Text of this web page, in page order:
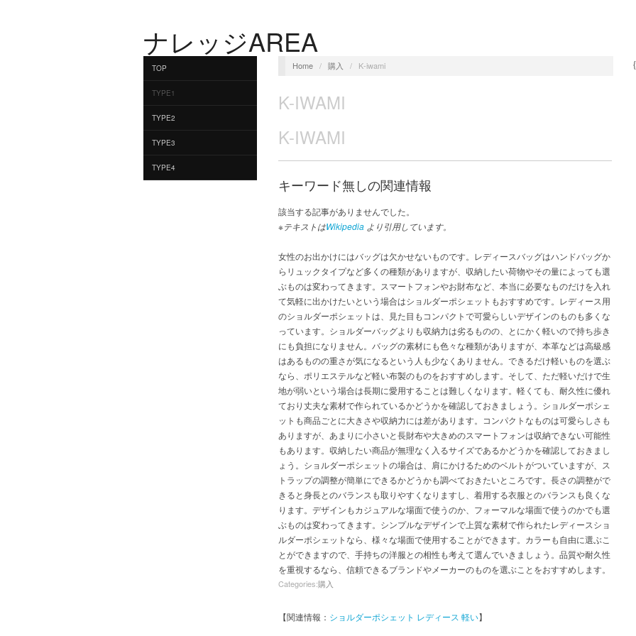
ナレッジAREA
TOP
TYPE1
TYPE2
TYPE3
TYPE4
Home / 購入 / K-iwami
K-IWAMI
K-IWAMI
キーワード無しの関連情報
該当する記事がありませんでした。
※テキストはWikipedia より引用しています。
女性のお出かけにはバッグは欠かせないものです。レディースバッグはハンドバッグか
らリュックタイプなど多くの種類がありますが、収納したい荷物やその量によっても選
ぶものは変わってきます。スマートフォンやお財布など、本当に必要なものだけを入れ
て気軽に出かけたいという場合はショルダーポシェットもおすすめです。レディース用
のショルダーポシェットは、見た目もコンパクトで可愛らしいデザインのものも多くな
っています。ショルダーバッグよりも収納力は劣るものの、とにかく軽いので持ち歩き
にも負担になりません。バッグの素材にも色々な種類がありますが、本革などは高級感
はあるものの重さが気になるという人も少なくありません。できるだけ軽いものを選ぶ
なら、ポリエステルなど軽い布製のものをおすすめします。そして、ただ軽いだけで生
地が弱いという場合は長期に愛用することは難しくなります。軽くても、耐久性に優れ
ており丈夫な素材で作られているかどうかを確認しておきましょう。ショルダーポシェ
ットも商品ごとに大きさや収納力には差があります。コンパクトなものは可愛らしさも
ありますが、あまりに小さいと長財布や大きめのスマートフォンは収納できない可能性
もあります。収納したい商品が無理なく入るサイズであるかどうかを確認しておきまし
ょう。ショルダーポシェットの場合は、肩にかけるためのベルトがついていますが、ス
トラップの調整が簡単にできるかどうかも調べておきたいところです。長さの調整がで
きると身長とのバランスも取りやすくなりますし、着用する衣服とのバランスも良くな
ります。デザインもカジュアルな場面で使うのか、フォーマルな場面で使うのかでも選
ぶものは変わってきます。シンプルなデザインで上質な素材で作られたレディースショ
ルダーポシェットなら、様々な場面で使用することができます。カラーも自由に選ぶこ
とができますので、手持ちの洋服との相性も考えて選んでいきましょう。品質や耐久性
を重視するなら、信頼できるブランドやメーカーのものを選ぶことをおすすめします。
Categories:購入
【関連情報： ショルダーポシェット レディース 軽い】